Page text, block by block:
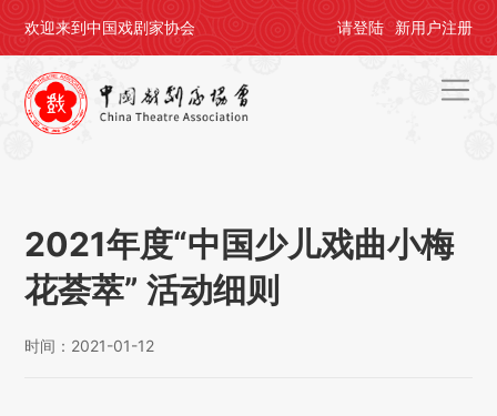
欢迎来到中国戏剧家协会 请登陆 新用户注册
首页
剧协公告
戏剧活动
会员中心
2021年度“中国少儿戏曲小梅
花荟萃” 活动细则
时间：2021-01-12